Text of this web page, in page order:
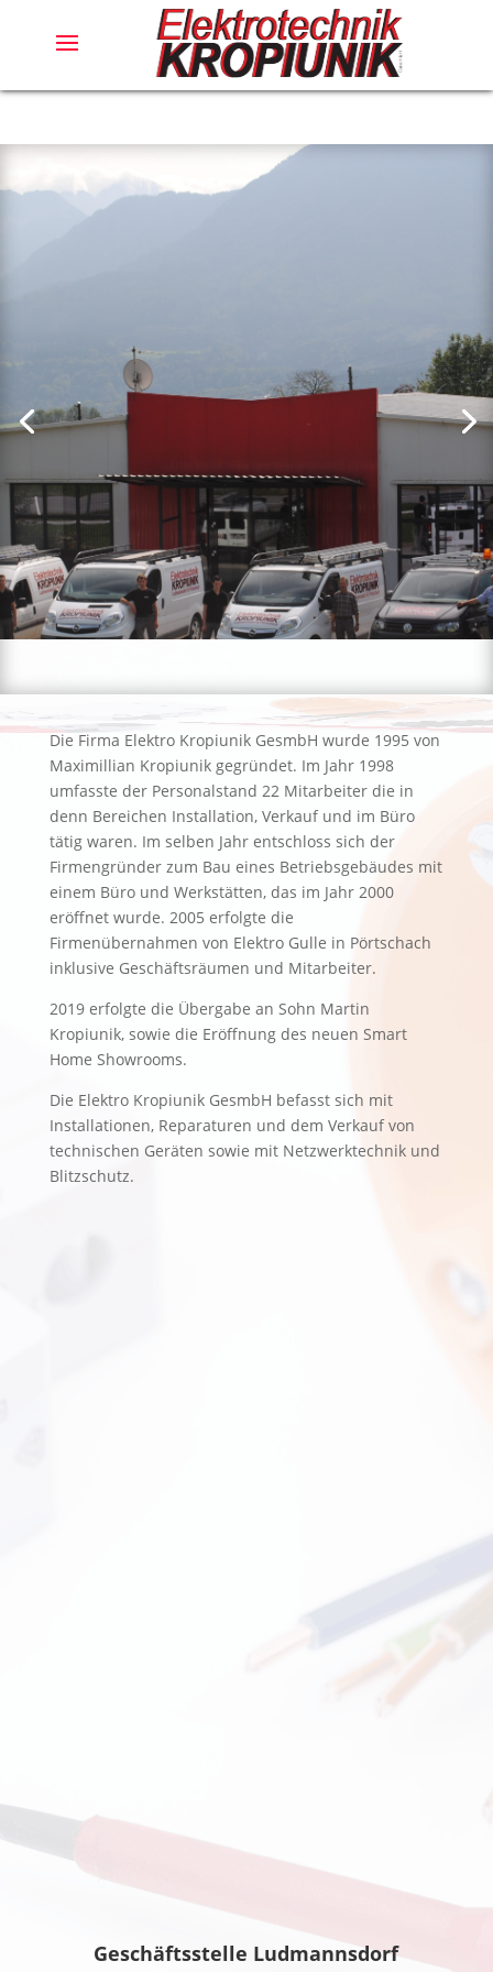
Die Firma Elektro Kropiunik GesmbH wurde 1995 von
Maximillian Kropiunik gegründet. Im Jahr 1998
umfasste der Personalstand 22 Mitarbeiter die in
denn Bereichen Installation, Verkauf und im Büro
tätig waren. Im selben Jahr entschloss sich der
Firmengründer zum Bau eines Betriebsgebäudes mit
einem Büro und Werkstätten, das im Jahr 2000
eröffnet wurde. 2005 erfolgte die
Firmenübernahmen von Elektro Gulle in Pörtschach
inklusive Geschäftsräumen und Mitarbeiter.
2019 erfolgte die Übergabe an Sohn Martin
Kropiunik, sowie die Eröffnung des neuen Smart
Home Showrooms.
Die Elektro Kropiunik GesmbH befasst sich mit
Installationen, Reparaturen und dem Verkauf von
technischen Geräten sowie mit Netzwerktechnik und
Blitzschutz.
Geschäftsstelle Ludmannsdorf